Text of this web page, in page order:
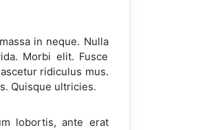
in neque. Nulla
Morbi elit. Fusce
ridiculus mus.
Quisque ultricies.
lobortis, ante erat